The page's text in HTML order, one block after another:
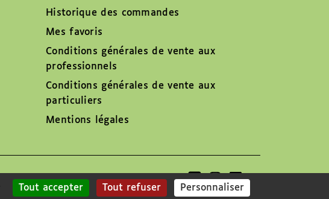
Historique des commandes
Mes favoris
Conditions générales de vente aux
professionnels
Conditions générales de vente aux
particuliers
Mentions légales
Suivez-nous sur
Tout accepter Tout refuser Personnaliser